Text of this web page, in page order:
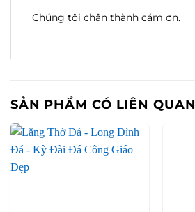
Chúng tôi chân thành cám ơn.
SẢN PHẨM CÓ LIÊN QUAN